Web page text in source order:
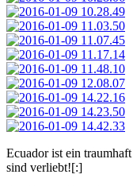
Ecuador ist ein
sind verliebt![:]